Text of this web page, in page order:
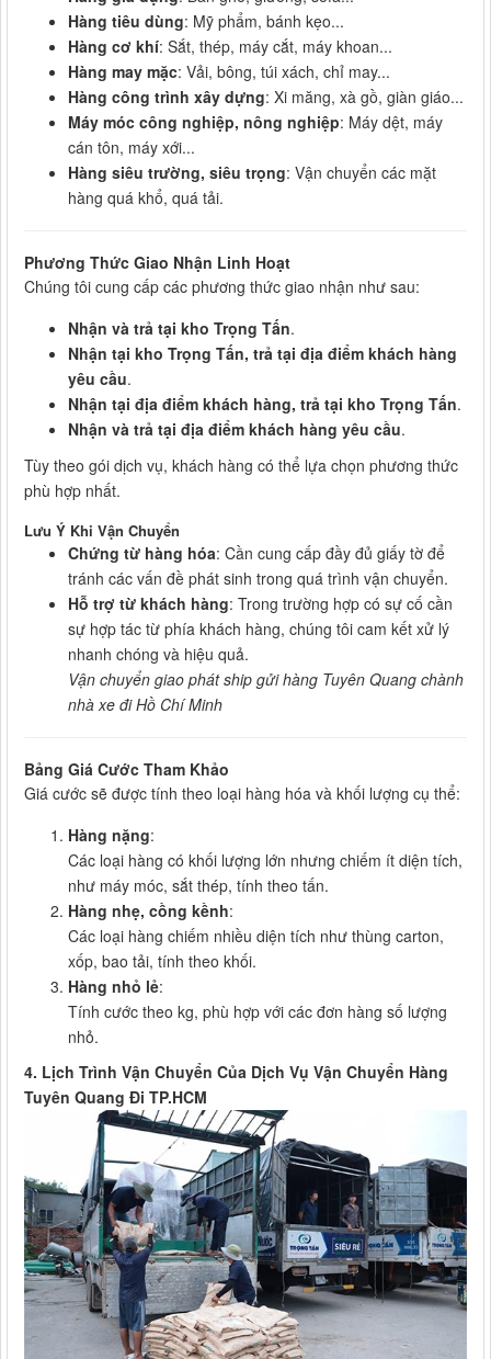
Hàng tiêu dùng: Mỹ phẩm, bánh kẹo...
Hàng cơ khí: Sắt, thép, máy cắt, máy khoan...
Hàng may mặc: Vải, bông, túi xách, chỉ may...
Hàng công trình xây dựng: Xi măng, xà gồ, giàn giáo...
Máy móc công nghiệp, nông nghiệp: Máy dệt, máy
cán tôn, máy xới...
Hàng siêu trường, siêu trọng: Vận chuyển các mặt
hàng quá khổ, quá tải.
Phương Thức Giao Nhận Linh Hoạt
Chúng tôi cung cấp các phương thức giao nhận như sau:
Nhận và trả tại kho Trọng Tấn.
Nhận tại kho Trọng Tấn, trả tại địa điểm khách hàng
yêu cầu.
Nhận tại địa điểm khách hàng, trả tại kho Trọng Tấn.
Nhận và trả tại địa điểm khách hàng yêu cầu.
Tùy theo gói dịch vụ, khách hàng có thể lựa chọn phương thức
phù hợp nhất.
Lưu Ý Khi Vận Chuyển
Chứng từ hàng hóa: Cần cung cấp đầy đủ giấy tờ để
tránh các vấn đề phát sinh trong quá trình vận chuyển.
Hỗ trợ từ khách hàng: Trong trường hợp có sự cố cần
sự hợp tác từ phía khách hàng, chúng tôi cam kết xử lý
nhanh chóng và hiệu quả.
Vận chuyển giao phát ship gửi hàng Tuyên Quang chành
nhà xe đi Hồ Chí Minh
Bảng Giá Cước Tham Khảo
Giá cước sẽ được tính theo loại hàng hóa và khối lượng cụ thể:
Hàng nặng:
Các loại hàng có khối lượng lớn nhưng chiếm ít diện tích,
như máy móc, sắt thép, tính theo tấn.
Hàng nhẹ, cồng kềnh:
Các loại hàng chiếm nhiều diện tích như thùng carton,
xốp, bao tải, tính theo khối.
Hàng nhỏ lẻ:
Tính cước theo kg, phù hợp với các đơn hàng số lượng
nhỏ.
4. Lịch Trình Vận Chuyển Của Dịch Vụ Vận Chuyển Hàng
Tuyên Quang Đi TP.HCM